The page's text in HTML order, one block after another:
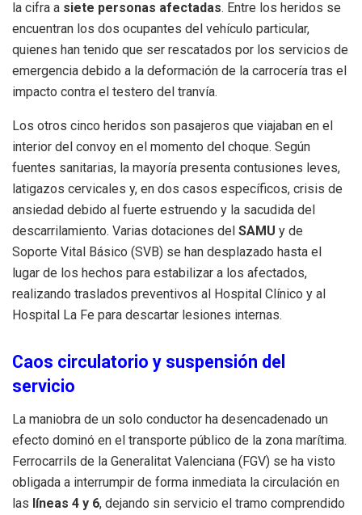
la cifra a siete personas afectadas. Entre los heridos se
encuentran los dos ocupantes del vehículo particular,
quienes han tenido que ser rescatados por los servicios de
emergencia debido a la deformación de la carrocería tras el
impacto contra el testero del tranvía.
Los otros cinco heridos son pasajeros que viajaban en el
interior del convoy en el momento del choque. Según
fuentes sanitarias, la mayoría presenta contusiones leves,
latigazos cervicales y, en dos casos específicos, crisis de
ansiedad debido al fuerte estruendo y la sacudida del
descarrilamiento. Varias dotaciones del SAMU y de
Soporte Vital Básico (SVB) se han desplazado hasta el
lugar de los hechos para estabilizar a los afectados,
realizando traslados preventivos al Hospital Clínico y al
Hospital La Fe para descartar lesiones internas.
Caos circulatorio y suspensión del
servicio
La maniobra de un solo conductor ha desencadenado un
efecto dominó en el transporte público de la zona marítima.
Ferrocarrils de la Generalitat Valenciana (FGV) se ha visto
obligada a interrumpir de forma inmediata la circulación en
las líneas 4 y 6, dejando sin servicio el tramo comprendido